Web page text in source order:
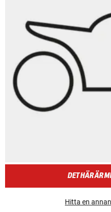
DET HÄR ÄR
Hitta en